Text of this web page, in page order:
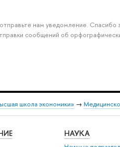
нам уведомление. Спасибо
сообщений об
школа экономики» →
НАУКА